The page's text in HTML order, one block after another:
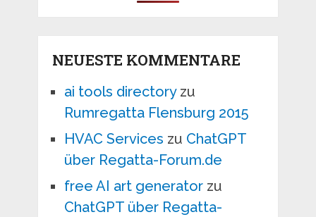
NEUESTE KOMMENTARE
ai tools directoryzu
Rumregatta Flensburg 2015
HVAC Services zu ChatGPT
über Regatta-Forum.de
free AI art generatorzu
ChatGPT über Regatta-